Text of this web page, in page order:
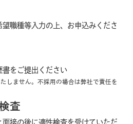
望職種等入力の上、お申込みくださ
書をご提出ください
しません。不採用の場合は弊社で責任を
査